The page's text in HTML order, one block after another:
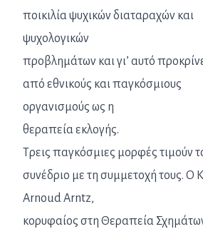
ποικιλία ψυχικών διαταραχών και
ψυχολογικών
προβλημάτων και γι’ αυτό
από εθνικούς και παγκόσμιους
οργανισμούς ως η
θεραπεία εκλογής.
Τρεις παγκόσμιες μορφές τιμούν
συνέδριο με τη συμμετοχή τους. Ο
Arnoud Arntz,
κορυφαίος στη Θεραπεία